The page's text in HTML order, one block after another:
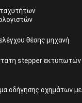
θέσης μηχανή
stepper εκτυπωτών
οδήγησης οχημάτων με